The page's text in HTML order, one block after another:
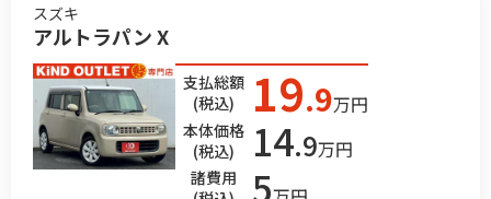
スズキ
アルトラパン X
支払総額
(税込)
19.9万円
本体価格
(税込)
14.9万円
諸費用
5